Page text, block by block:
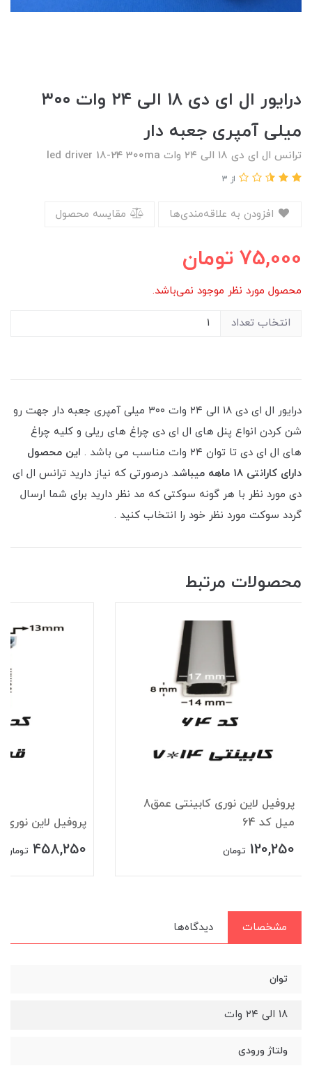
درایور ال ای دی ۱۸ الی ۲۴ وات ۳۰۰
میلی آمپری جعبه دار
ترانس ال ای دی ۱۸ الی ۲۴ وات led driver 18-24 300ma
از 3
مقایسه محصول
75,000 تومان
محصول مورد نظر موجود نمی‌باشد.
انتخاب تعداد
درایور ال ای دی ۱۸ الی ۲۴ وات ۳۰۰ میلی آمپری جعبه دار جهت رو
شن کردن انواع پنل های ال ای دی چراغ های ریلی و کلیه چراغ
های ال ای دی تا توان ۲۴ وات مناسب می باشد .
این محصول
دارای کارانتی ۱۸ ماهه میباشد
. درصورتی که نیاز دارید ترانس ال ای
دی مورد نظر با هر گونه سوکتی که مد نظر دارید برای شما ارسال
گردد سوکت مورد نظر خود را انتخاب کنید .
محصولات مرتبط
پروفیل لاین نوری کابینتی عمق8
میل کد 64
120,250 تومان
پروفیل لاین نوری
458,250 تومان
مشخصات دیدگاه‌ها
توان
۱۸ الی ۲۴ وات
ولتاژ ورودی